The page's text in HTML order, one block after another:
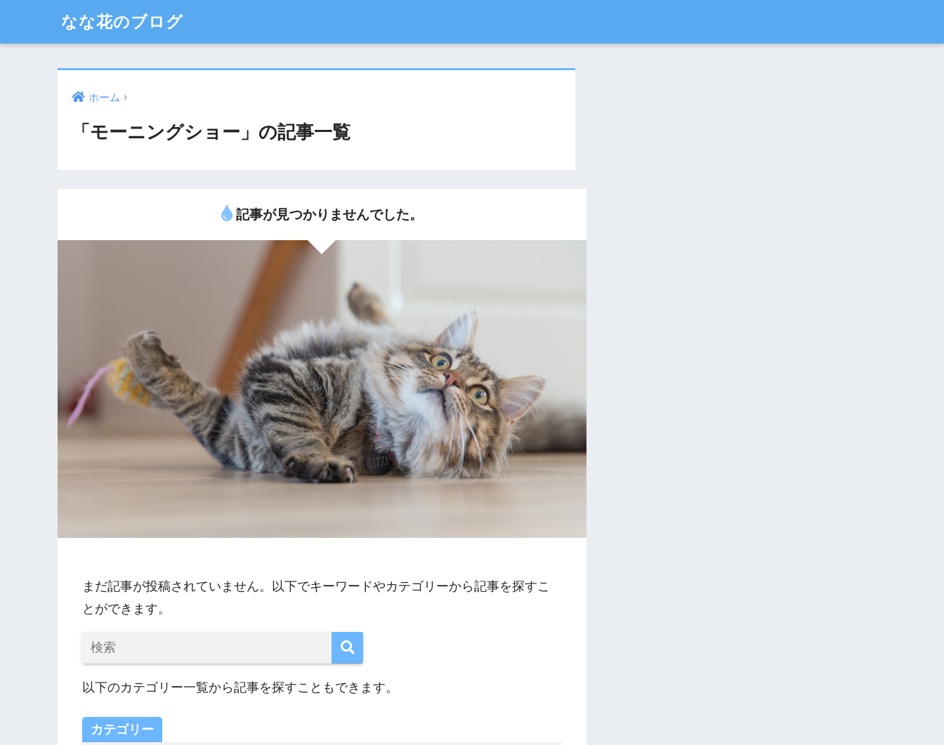
なな花のブログ
ホーム
「モーニングショー」の記事一覧
記事が見つかりませんでした。
まだ記事が投稿されていません。以下でキーワードやカテゴリーから記事を探すこ
とができます。
以下のカテゴリー一覧から記事を探すこともできます。
カテゴリー